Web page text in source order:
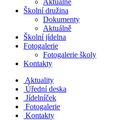
Aktuálně
Školní družina
Dokumenty
Aktuálně
Školní jídelna
Fotogalerie
Fotogalerie školy
Kontakty
Aktuality
Úřední deska
Jídelníček
Fotogalerie
Kontakty